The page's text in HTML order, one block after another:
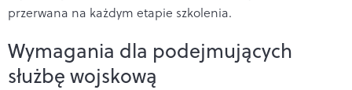
przerwana na każdym etapie szkolenia.
Wymagania dla podejmujących
służbę wojskową